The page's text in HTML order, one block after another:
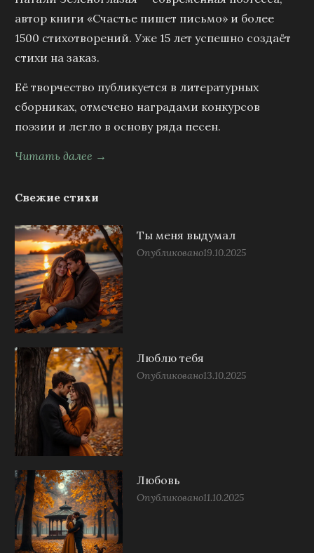
автор книги «Счастье пишет письмо» и более
1500 стихотворений. Уже 15 лет успешно создаёт
стихи на заказ.
Её творчество публикуется в литературных
сборниках, отмечено наградами конкурсов
поэзии и легло в основу ряда песен.
Читать далее →
Свежие стихи
Ты меня выдумал
Опубликовано19.10.2025
Люблю тебя
Опубликовано13.10.2025
Любовь
Опубликовано11.10.2025